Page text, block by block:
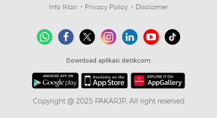
Info Iklan
Privacy Policy Disclaimer
Download aplikasi detikcom
Copyright @ 2025 PAKARJP, All right reserved